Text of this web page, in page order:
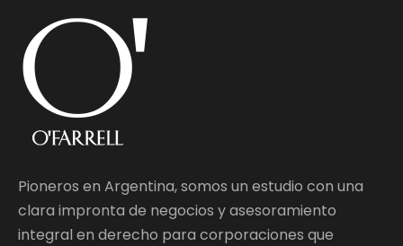
Pioneros en Argentina, somos un estudio con una
clara impronta de negocios y asesoramiento
integral en derecho para corporaciones que